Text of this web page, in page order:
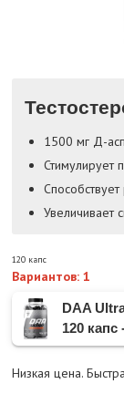
1500 мг Д-
Стимулирует
Увеличивает
120 капс
Вариантов: 1
DAA
120 капс
Низкая цена.